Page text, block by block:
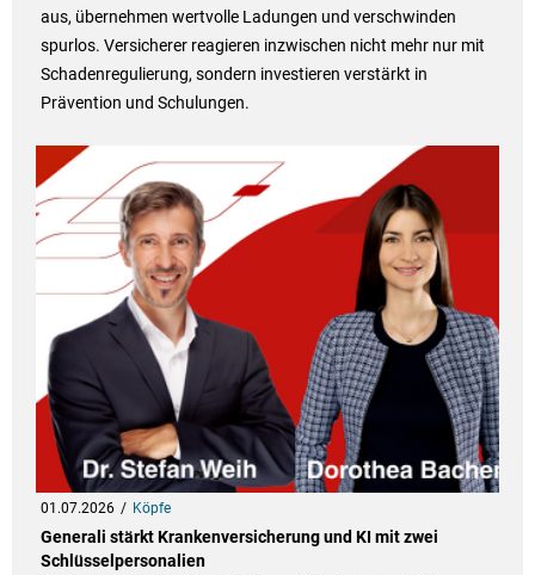
aus, übernehmen wertvolle Ladungen und verschwinden
spurlos. Versicherer reagieren inzwischen nicht mehr nur mit
Schadenregulierung, sondern investieren verstärkt in
Prävention und Schulungen.
01.07.2026 Köpfe
Generali stärkt Krankenversicherung und KI mit zwei
Schlüsselpersonalien